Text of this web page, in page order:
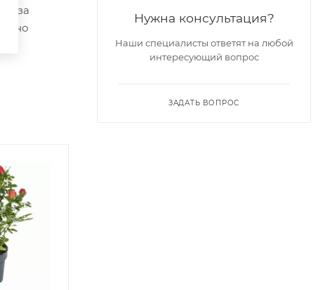
за
Нужна консультация?
Наши специалисты ответят на любой
интересующий вопрос
ЗАДАТЬ ВОПРОС